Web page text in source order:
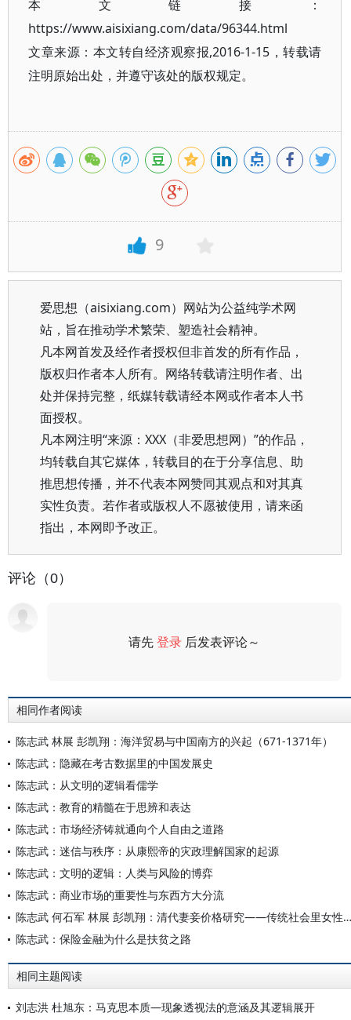
本文链接：
https://www.aisixiang.com/data/96344.html
文章来源：本文转自经济观察报,2016-1-15，转载请
注明原始出处，并遵守该处的版权规定。
9
爱思想（aisixiang.com）网站为公益纯学术网
站，旨在推动学术繁荣、塑造社会精神。
凡本网首发及经作者授权但非首发的所有作品，
版权归作者本人所有。网络转载请注明作者、出
处并保持完整，纸媒转载请经本网或作者本人书
面授权。
凡本网注明“来源：XXX（非爱思想网）”的作品，
均转载自其它媒体，转载目的在于分享信息、助
推思想传播，并不代表本网赞同其观点和对其真
实性负责。若作者或版权人不愿被使用，请来函
指出，本网即予改正。
评论（0）
请先登录 后发表评论～
相同作者阅读
陈志武 林展 彭凯翔：海洋贸易与中国南方的兴起（671-1371年）
陈志武：隐藏在考古数据里的中国发展史
陈志武：从文明的逻辑看儒学
陈志武：教育的精髓在于思辨和表达
陈志武：市场经济铸就通向个人自由之道路
陈志武：迷信与秩序：从康熙帝的灾政理解国家的起源
陈志武：文明的逻辑：人类与风险的博弈
陈志武：商业市场的重要性与东西方大分流
陈志武 何石军 林展 彭凯翔：清代妻妾价格研究——传统社会里女性如何被用作避险资产？
陈志武：保险金融为什么是扶贫之路
相同主题阅读
刘志洪 杜旭东：马克思本质—现象透视法的意涵及其逻辑展开